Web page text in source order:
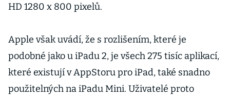
HD 1280 x 800 pixelů.
Apple však uvádí, že s rozlišením, které je
podobné jako u iPadu 2, je všech 275 tisíc aplikací,
které existují v AppStoru pro iPad, také snadno
použitelných na iPadu Mini. Uživatelé proto